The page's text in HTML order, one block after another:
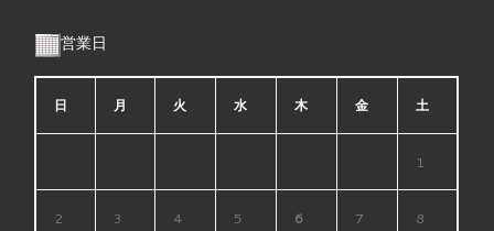
営業日
日 月 火 水 木 金 土
1
2 3 4 5 6 7 8